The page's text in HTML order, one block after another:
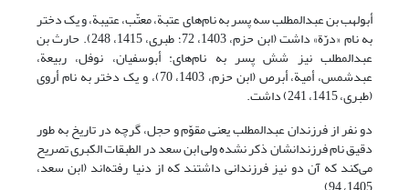
أبولهب بن عبدالمطلب سه پسر به نام‌های عتبة، معتّب، عتیبة، و یک دختر
به نام «درّة» داشت (ابن حزم، 1403، 72؛ طبری، 1415، 248). حارث بن
عبدالمطلب نیز شش پسر به نام‌های: أبوسفیان، نوفل، ربیعة،
عبدشمس، أمیة، أبرص (ابن حزم، 1403، 70)، و یک دختر به نام أروی
(طبری، 1415، 241) داشت.
دو نفر از فرزندان عبدالمطلب یعنی مقوّم و حجل، گرچه در تاریخ به طور
دقیق نام فرزندانشان ذکر نشده ولی ابن سعد در الطبقات الکبری تصریح
می‌کند که آن دو نیز فرزندانی داشتند که از دنیا رفته‌اند (ابن سعد،